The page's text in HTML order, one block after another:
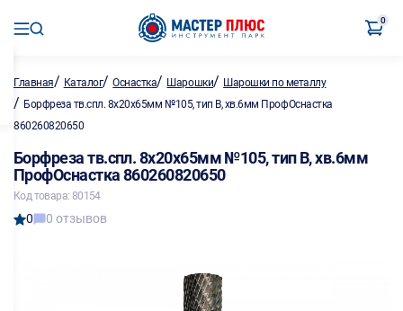
0
Главная/ Каталог/Оснастка/ Шарошки/ Шарошки по металлу
/ Борфреза тв.спл. 8х20х65мм №105, тип В, хв.6мм ПрофОснастка
860260820650
Борфреза тв.спл. 8х20х65мм №105, тип В, хв.6мм
ПрофОснастка 860260820650
Код товара: 80154
0 0 отзывов